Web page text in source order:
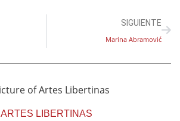
SIGUIENTE
Marina Abramović
ARTES LIBERTINAS